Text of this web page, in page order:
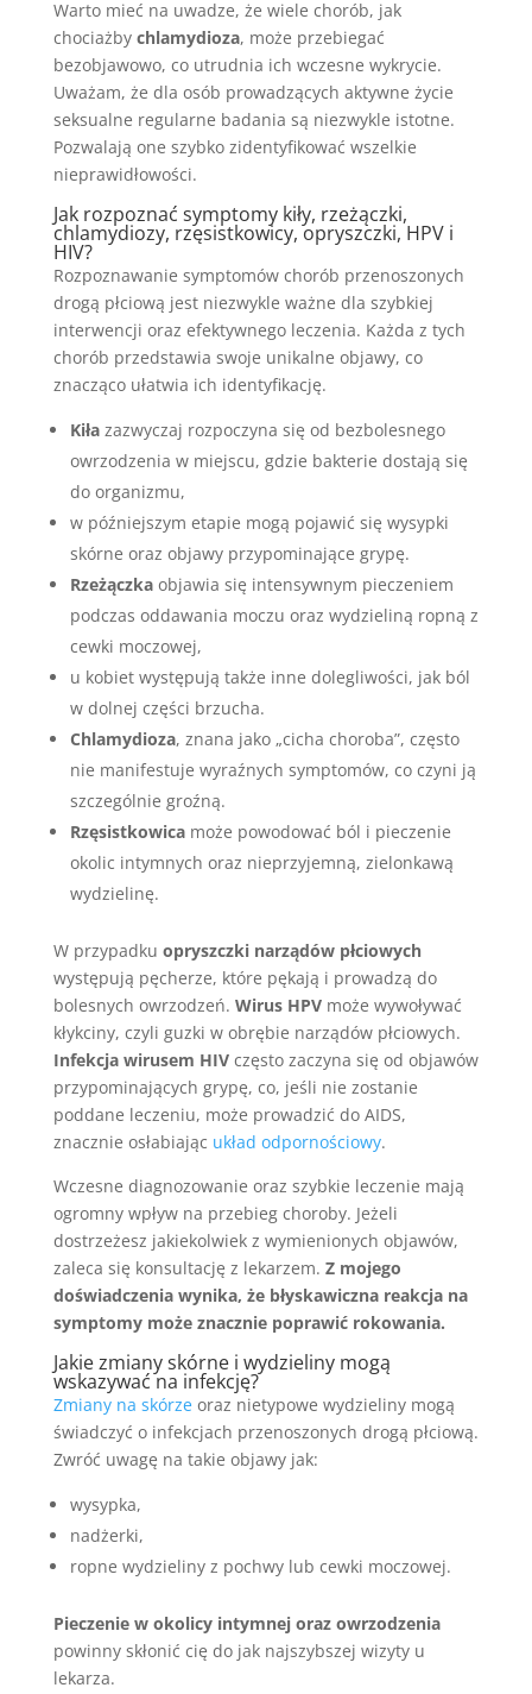
Warto mieć na uwadze, że wiele chorób, jak
chociażby chlamydioza, może przebiegać
bezobjawowo, co utrudnia ich wczesne wykrycie.
Uważam, że dla osób prowadzących aktywne życie
seksualne regularne badania są niezwykle istotne.
Pozwalają one szybko zidentyfikować wszelkie
nieprawidłowości.
Jak rozpoznać symptomy kiły, rzeżączki,
chlamydiozy, rzęsistkowicy, opryszczki, HPV i
HIV?
Rozpoznawanie symptomów chorób przenoszonych
drogą płciową jest niezwykle ważne dla szybkiej
interwencji oraz efektywnego leczenia. Każda z tych
chorób przedstawia swoje unikalne objawy, co
znacząco ułatwia ich identyfikację.
Kiłazazwyczaj rozpoczyna się od bezbolesnego
owrzodzenia w miejscu, gdzie bakterie dostają się
do organizmu,
w późniejszym etapie mogą pojawić się wysypki
skórne oraz objawy przypominające grypę.
Rzeżączkaobjawia się intensywnym pieczeniem
podczas oddawania moczu oraz wydzieliną ropną z
cewki moczowej,
u kobiet występują także inne dolegliwości, jak ból
w dolnej części brzucha.
Chlamydioza, znana jako „cicha choroba”, często
nie manifestuje wyraźnych symptomów, co czyni ją
szczególnie groźną.
Rzęsistkowicamoże powodować ból i pieczenie
okolic intymnych oraz nieprzyjemną, zielonkawą
wydzielinę.
W przypadku opryszczki narządów płciowych
występują pęcherze, które pękają i prowadzą do
bolesnych owrzodzeń. Wirus HPVmoże wywoływać
kłykciny, czyli guzki w obrębie narządów płciowych.
Infekcja wirusem HIVczęsto zaczyna się od objawów
przypominających grypę, co, jeśli nie zostanie
poddane leczeniu, może prowadzić do AIDS,
znacznie osłabiając układ odpornościowy.
Wczesne diagnozowanie oraz szybkie leczenie mają
ogromny wpływ na przebieg choroby. Jeżeli
dostrzeżesz jakiekolwiek z wymienionych objawów,
zaleca się konsultację z lekarzem. Z mojego
doświadczenia wynika, że błyskawiczna reakcja na
symptomy może znacznie poprawić rokowania.
Jakie zmiany skórne i wydzieliny mogą
wskazywać na infekcję?
Zmiany na skórzeoraz nietypowe wydzieliny mogą
świadczyć o infekcjach przenoszonych drogą płciową.
Zwróć uwagę na takie objawy jak:
wysypka,
nadżerki,
ropne wydzieliny z pochwy lub cewki moczowej.
Pieczenie w okolicy intymnej oraz owrzodzenia
powinny skłonić cię do jak najszybszej wizyty u
lekarza.